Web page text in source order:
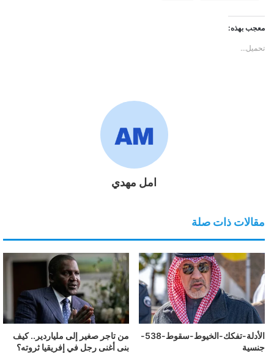
معجب بهذه:
تحميل...
امل مهدي
مقالات ذات صلة
الأدلة-تفكك-الخيوط-سقوط-538-
جنسية
من تاجر صغير إلى ملياردير.. كيف
بنى أغنى رجل في إفريقيا ثروته؟